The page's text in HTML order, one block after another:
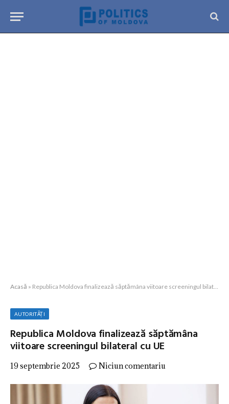
Acasă » Republica Moldova finalizează săptămâna viitoare screeningul bilateral cu UE
AUTORITĂȚI
Republica Moldova finalizează săptămâna
viitoare screeningul bilateral cu UE
19 septembrie 2025 Niciun comentariu